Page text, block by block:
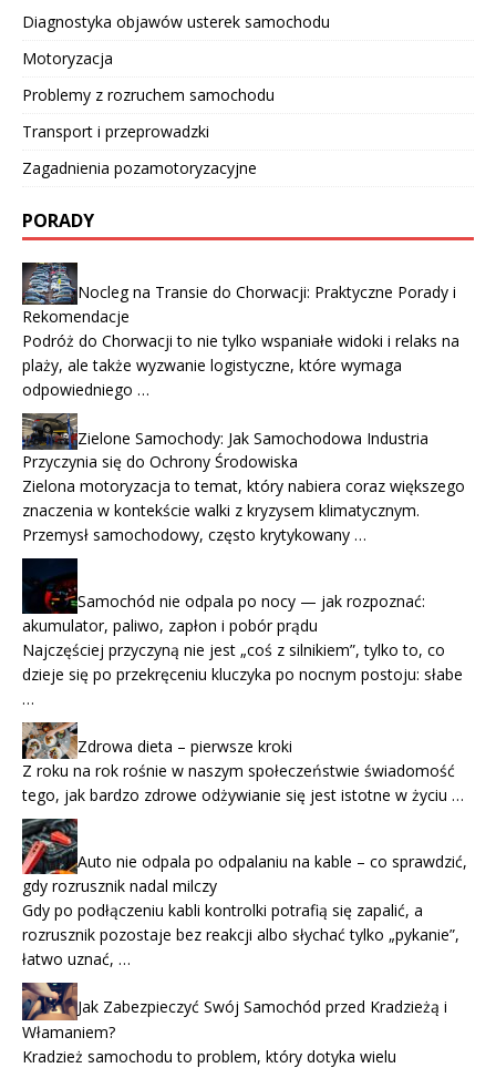
Diagnostyka objawów usterek samochodu
Motoryzacja
Problemy z rozruchem samochodu
Transport i przeprowadzki
Zagadnienia pozamotoryzacyjne
PORADY
Nocleg na Transie do Chorwacji: Praktyczne Porady i
Rekomendacje
Podróż do Chorwacji to nie tylko wspaniałe widoki i relaks na
plaży, ale także wyzwanie logistyczne, które wymaga
odpowiedniego …
Zielone Samochody: Jak Samochodowa Industria
Przyczynia się do Ochrony Środowiska
Zielona motoryzacja to temat, który nabiera coraz większego
znaczenia w kontekście walki z kryzysem klimatycznym.
Przemysł samochodowy, często krytykowany …
Samochód nie odpala po nocy — jak rozpoznać:
akumulator, paliwo, zapłon i pobór prądu
Najczęściej przyczyną nie jest „coś z silnikiem”, tylko to, co
dzieje się po przekręceniu kluczyka po nocnym postoju: słabe
…
Zdrowa dieta – pierwsze kroki
Z roku na rok rośnie w naszym społeczeństwie świadomość
tego, jak bardzo zdrowe odżywianie się jest istotne w życiu …
Auto nie odpala po odpalaniu na kable – co sprawdzić,
gdy rozrusznik nadal milczy
Gdy po podłączeniu kabli kontrolki potrafią się zapalić, a
rozrusznik pozostaje bez reakcji albo słychać tylko „pykanie”,
łatwo uznać, …
Jak Zabezpieczyć Swój Samochód przed Kradzieżą i
Włamaniem?
Kradzież samochodu to problem, który dotyka wielu